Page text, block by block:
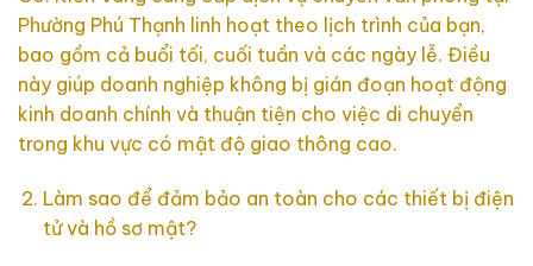
Phường Phú Thạnh linh hoạt theo lịch trình của bạn,
bao gồm cả buổi tối, cuối tuần và các ngày lễ. Điều
này giúp doanh nghiệp không bị gián đoạn hoạt động
kinh doanh chính và thuận tiện cho việc di chuyển
trong khu vực có mật độ giao thông cao.
Làm sao để đảm bảo an toàn cho các thiết bị điện
tử và hồ sơ mật?